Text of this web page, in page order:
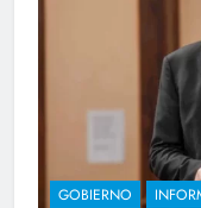
GOBIERNO